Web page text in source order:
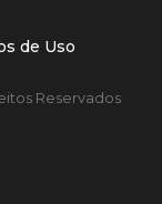
de Uso
Reservados